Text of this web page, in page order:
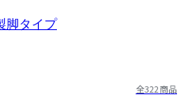
脚タイプ
全322商品